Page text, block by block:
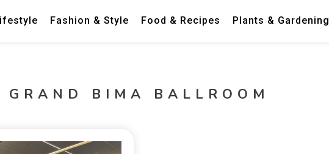
Fashion & Style Food & Recipes Plants & Gardening
GRAND BIMA BALLROOM